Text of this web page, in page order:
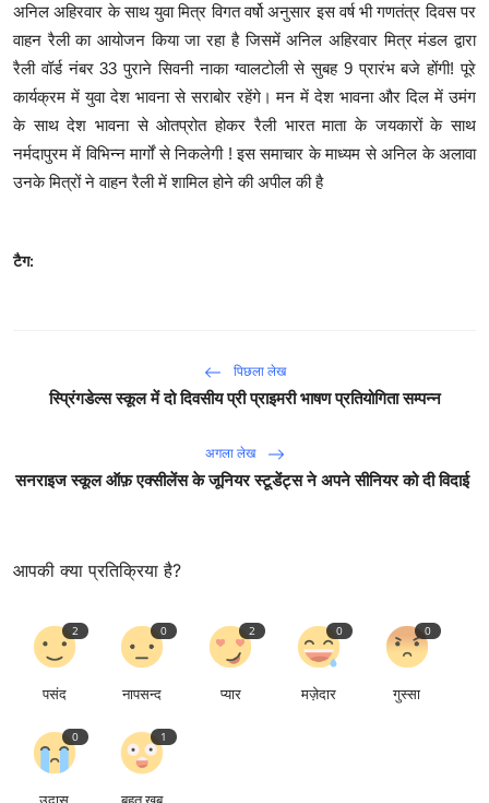
अनिल अहिरवार के साथ युवा मित्र विगत वर्षो अनुसार इस वर्ष भी गणतंत्र दिवस पर
वाहन रैली का आयोजन किया जा रहा है जिसमें अनिल अहिरवार मित्र मंडल द्वारा
रैली वॉर्ड नंबर 33 पुराने सिवनी नाका ग्वालटोली से सुबह 9 प्रारंभ बजे होंगी! पूरे
कार्यक्रम में युवा देश भावना से सराबोर रहेंगे। मन में देश भावना और दिल में उमंग
के साथ देश भावना से ओतप्रोत होकर रैली भारत माता के जयकारों के साथ
नर्मदापुरम में विभिन्न मार्गों से निकलेगी ! इस समाचार के माध्यम से अनिल के अलावा
उनके मित्रों ने वाहन रैली में शामिल होने की अपील की है
टैग:
पिछला लेख
स्प्रिंगडेल्स स्कूल में दो दिवसीय प्री प्राइमरी भाषण प्रतियोगिता सम्पन्न
अगला लेख
सनराइज स्कूल ऑफ़ एक्सीलेंस के जूनियर स्टूडेंट्स ने अपने सीनियर को दी विदाई
आपकी क्या प्रतिक्रिया है?
2
पसंद
0
नापसन्द
2
प्यार
0
मज़ेदार
0
गुस्सा
0 1